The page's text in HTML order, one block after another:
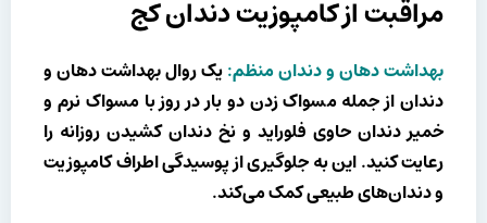
مراقبت از کامپوزیت دندان کج
بهداشت دهان و دندان منظم:یک روال بهداشت دهان و
دندان از جمله مسواک زدن دو بار در روز با مسواک نرم و
خمیر دندان حاوی فلوراید و نخ دندان کشیدن روزانه را
رعایت کنید. این به جلوگیری از پوسیدگی اطراف کامپوزیت
و دندان‌های طبیعی کمک می‌کند.